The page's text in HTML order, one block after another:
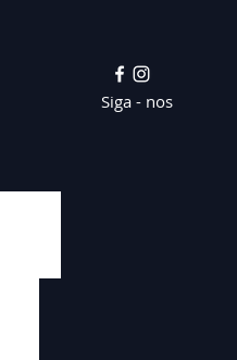
Siga - nos